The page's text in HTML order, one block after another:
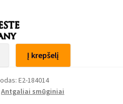
Į krepšelį
E2-184014
Antgaliai smūginiai